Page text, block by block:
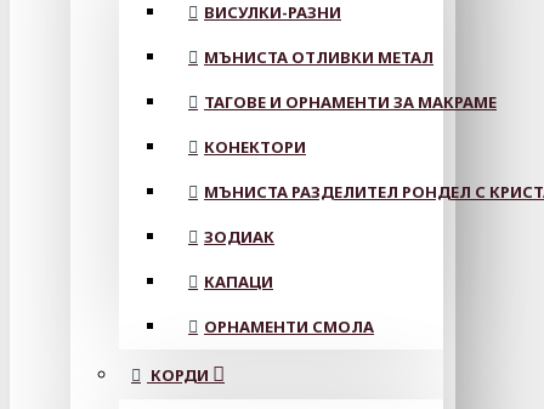
ВИСУЛКИ-РАЗНИ
МЪНИСТА ОТЛИВКИ МЕТАЛ
ТАГОВЕ И ОРНАМЕНТИ ЗА МАКРАМЕ
КОНЕКТОРИ
МЪНИСТА РАЗДЕЛИТЕЛ РОНДЕЛ С
ЗОДИАК
КАПАЦИ
ОРНАМЕНТИ СМОЛА
КОРДИ